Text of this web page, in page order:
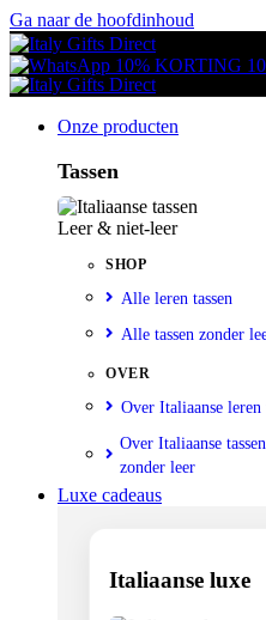
Ga naar de hoofdinhoud
10% KORTING
Onze producten
Tassen
Leer & niet-leer
SHOP
Alle leren tassen
Alle tassen zonder
OVER
Over Italiaanse leren
Over Italiaanse tassen
zonder leer
Luxe cadeaus
Italiaanse luxe